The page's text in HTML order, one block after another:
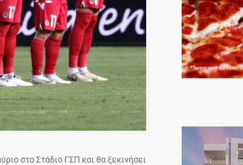
στο Στάδιο ΓΣΠ και θα ξεκινήσει